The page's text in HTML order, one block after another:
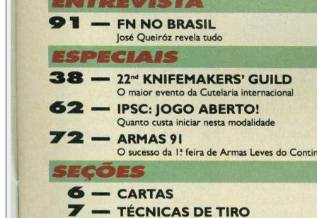
Armas de todos os calibres, menos os militares
regulamentares e no mesmo sistema de operação,
podem ser utilizadas por pessoas comprovadamente
honestas, desde que devidamente classificadas como
atiradores, colecionadores, policiais, etc.
Armas anteriores a 1890 são consideradas obsoletas,
tendo sua venda liberada em antiquários, lojas de
armas, por particulares, etc. Igualmente, réplicas de
armas de fogo nos sistemas de percussão por espoleta
isolada ou por pederneira são liberadas
Armas em calibre .22 LR podem ser adquiridas de um
dia para o outro, necessitando apenas de um
rapidíssimo e economicamente acessível registro, bem
como as de antecarga, nestas últimas não importando
o calibre